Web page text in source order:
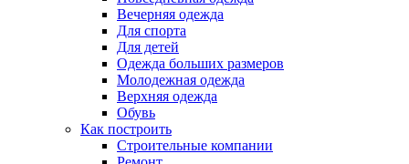
Вечерняя одежда
Для спорта
Для детей
Одежда больших размеров
Молодежная одежда
Верхняя одежда
Обувь
Как построить
Строительные компании